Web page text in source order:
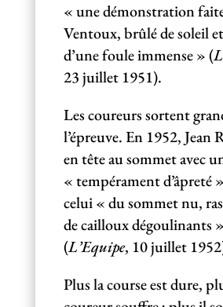
« une démonstration
Ventoux, brûlé de soleil
d’une foule immense » (
23 juillet 1951).
Les coureurs sortent
l’épreuve. En 1952, Jean
en tête au sommet avec
« tempérament d’âpreté
celui « du sommet nu,
de cailloux dégoulinants »
(L’Equipe, 10 juillet
Plus la course est dure,